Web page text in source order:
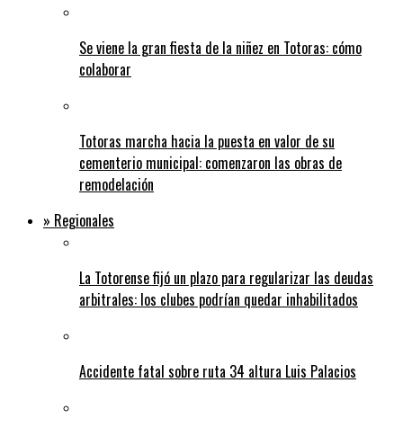
Se viene la gran fiesta de la niñez en Totoras: cómo
colaborar
Totoras marcha hacia la puesta en valor de su
cementerio municipal: comenzaron las obras de
remodelación
» Regionales
La Totorense fijó un plazo para regularizar las deudas
arbitrales: los clubes podrían quedar inhabilitados
Accidente fatal sobre ruta 34 altura Luis Palacios